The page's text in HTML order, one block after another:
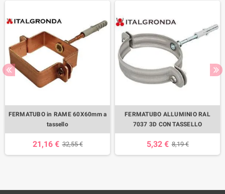
FERMATUBO in RAME 60X60mm a
tassello
21,16 € 32,55 €
FERMATUBO ALLUMINIO RAL
7037 3D CON TASSELLO
5,32 € 8,19 €